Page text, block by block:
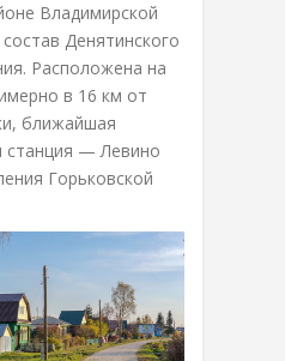
Владимирской
Денятинского
Расположена на
в 16 км от
ближайшая
— Левино
Горьковской